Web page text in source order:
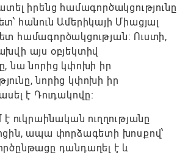
իրենց համագործակցությունը
հանուն Ամերիկայի Միացյալ
համագործակցության: Ուստի,
այս օբյեկտիվ
նա նորից կփոխի իր
նորից կփոխի իր
է Դուդակովը։
է ուկրաինական ուղղությանը
ապա փորձագետի խոսքով՝
դանդաղել է և